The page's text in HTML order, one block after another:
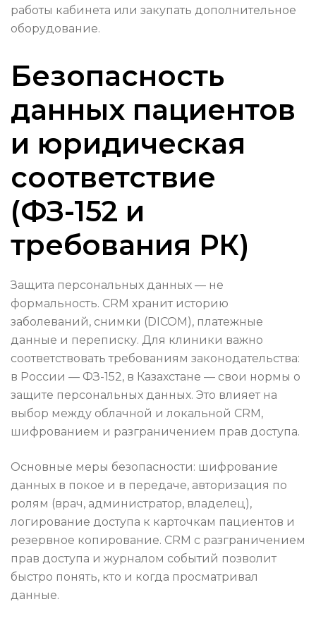
работы кабинета или закупать дополнительное
оборудование.
Безопасность
данных пациентов
и юридическая
соответствие
(ФЗ-152 и
требования РК)
Защита персональных данных — не
формальность. CRM хранит историю
заболеваний, снимки (DICOM), платежные
данные и переписку. Для клиники важно
соответствовать требованиям законодательства:
в России — ФЗ-152, в Казахстане — свои нормы о
защите персональных данных. Это влияет на
выбор между облачной и локальной CRM,
шифрованием и разграничением прав доступа.
Основные меры безопасности: шифрование
данных в покое и в передаче, авторизация по
ролям (врач, администратор, владелец),
логирование доступа к карточкам пациентов и
резервное копирование. CRM с разграничением
прав доступа и журналом событий позволит
быстро понять, кто и когда просматривал
данные.